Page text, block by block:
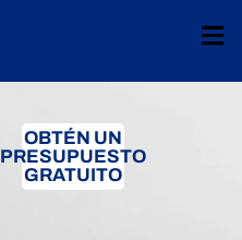
OBTÉN UN
PRESUPUESTO
GRATUITO